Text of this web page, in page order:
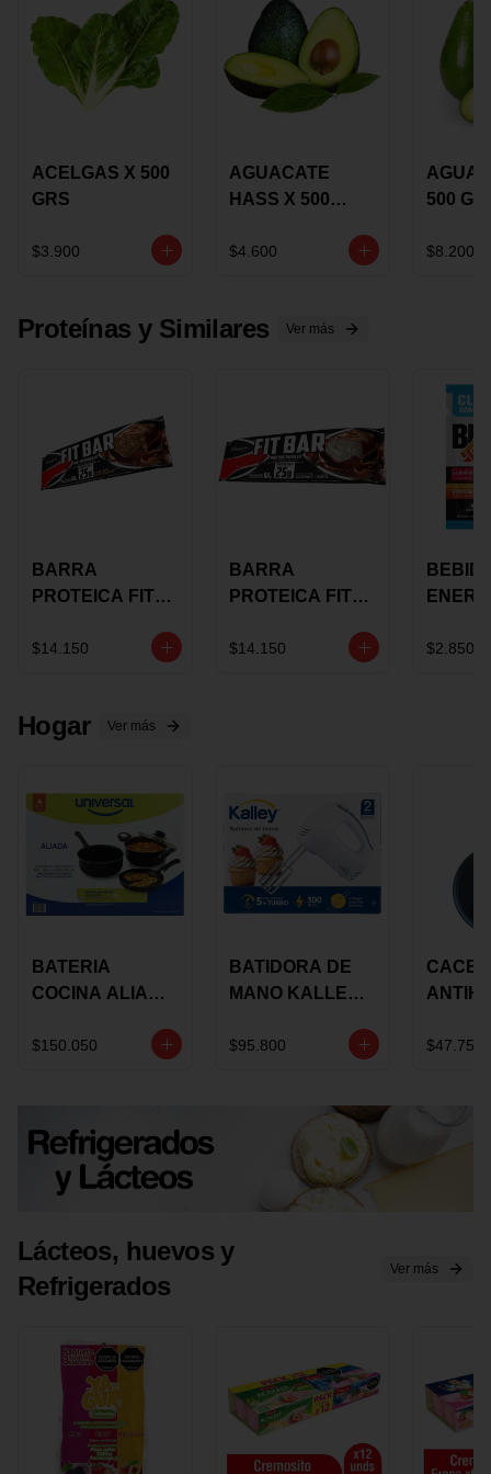
ACELGAS X 500
GRS
$3.900
AGUACATE
HASS X 500
$4.600
500
$8.200
Proteínas y Similares Ver más
BARRA
PROTEICA FIT
CHOCOLATE X
$14.150
BARRA
PROTEICA FIT
GRS
$14.150
STACK 6G
$2.850
Hogar Ver más
BATERIA
COCINA ALIADA
PIEZAS
$150.050
BATIDORA DE
MANO KALLEY
VELOCIDADES
$95.800
TAPA
$47.750
Lácteos, huevos y
Refrigerados
Ver más